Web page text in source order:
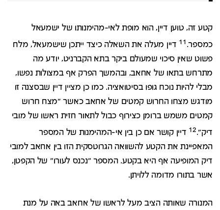
קטע זה, טוען דיין, הוא מופת לאי-מהימנותו של ישמעאל
כמספר. 11 דיין מעלה את השאלה כיצד ייתכן שישמעאל, מלח
פשוט שאין סיכוי שמעולם ביקר בתא הקברניט, יודע מה
מתרחש בתאו של אחאב, ובהמשך הפרק אף במצולות נפשו,
מבלי להיות נוכח גופו בסיטואציה. כמו כן מציין דיין שבסצנה זו
מודגש מצחו החרוש קמטים של אחאב כאשר "מצח חרוש
קמטים משמש ברומן כצירוף כבול לתאור חזית ראשו של מובי
דיק".12 דיין קושר אם כן בין אי-המהימנות של המספר
המאפיינת את הקטע להשוואה הגרוטסקית הזו בין אחאב למובי
דיק המופיעה אף היא בקטע. המספר "נכנס לעורו" של הקפטן,
אשר בתורו מדומה ללויתן.
המנורה שאותה הציב מעל לראשו של אחאב באה על מנת